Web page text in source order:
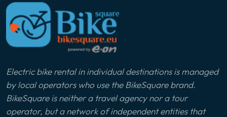
Electric bike rental in individual destinations is managed
by local operators who use the BikeSquare brand.
BikeSquare is neither a travel agency nor a tour
operator, but a network of independent entities that